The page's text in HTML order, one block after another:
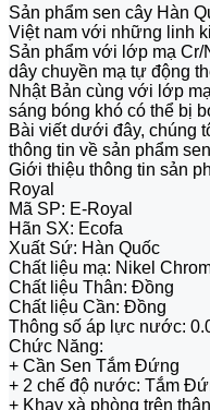
Sản phẩm sen cây Hàn
Việt nam với những linh
Sản phẩm với lớp mạ
dây chuyền mạ tự động
Nhật Bản cùng với lớp
sáng bóng khó có thể bị
Bài viết dưới đây, chúng
thông tin về sản phẩm
Giới thiệu thông tin sản
Royal
Mã SP: E-Royal
Hãn SX: Ecofa
Xuất Sứ: Hàn Quốc
Chất liệu mạ: Nikel
Chất liệu Thân: Đồng
Chất liệu Cần: Đồng
Thông số áp lực nước:
Chức Năng:
+ Cần Sen Tắm Đứng
+ 2 chế độ nước: Tắm
+ Khay xà phòng trên